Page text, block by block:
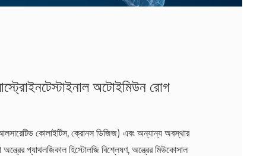
অটোইমিউন রোগ
কোলাইটিস, ক্রোনস ডিজিজ) এবং অন্যান্য অবস্থার
অন্ত্রের প্যাথলজিকাল হিস্টোলজি বিশ্লেষণ, অন্ত্রের মিউকোসাল